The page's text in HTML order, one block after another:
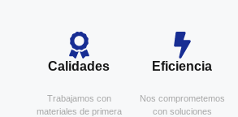
Calidades
Trabajamos con
materiales de primera
Eficiencia
Nos comprometemos
con soluciones